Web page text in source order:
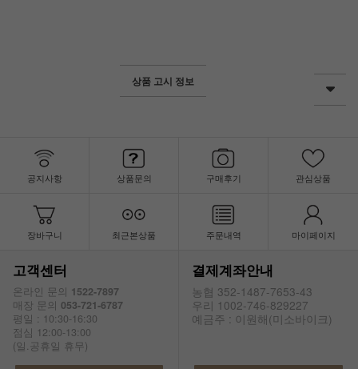
상품 고시 정보
공지사항 상품문의 구매후기 관심상품
장바구니 최근본상품 주문내역 마이페이지
고객센터
온라인 문의 1522-7897
매장 문의 053-721-6787
평일 : 10:30-16:30
점심 12:00-13:00
(일.공휴일 휴무)
결제계좌안내
농협 352-1487-7653-43
우리 1002-746-829227
예금주 : 이원해(미소바이크)